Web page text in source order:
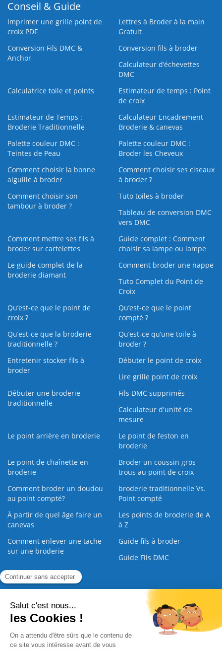
Conseil & Guide
Imprimer une grille point de
croix PDF
Lettres à Broder à la main
Gratuit
Conversion Fils DMC &
Anchor
Conversion fils à broder
Calculateur d’échevettes
DMC
Calculatrice toile et points
Estimateur de temps : Point
de croix
Estimateur de Temps :
Broderie Traditionnelle
Calculateur Encadrement
Broderie & canevas
Palette couleur DMC :
Teintes de Peau
Palette couleur DMC :
Broder les Cheveux
Comment choisir la bonne
aiguille à broder
Comment choisir ses ciseaux
à broder ?
Comment choisir son
tambour à broder ?
Tuto toiles à broder
Tableau de conversion DMC
vers DMC
Comment mettre ses fils à
broder sur cartelettes
Guide complet : Comment
choisir sa lampe ou lampe
Le guide complet de la
broderie diamant
Comment broder une nappe
Tuto Complet du Point de
Croix
Qu’est-ce que le point de
croix ?
Qu’est-ce que le point
compté ?
Qu’est-ce que la broderie
traditionnelle ?
Qu’est‑ce qu’une toile à
broder ?
Entretenir stocker fils à
broder
Débuter le point de croix
Lire grille point de croix
Débuter une broderie
traditionnelle
Fils DMC supprimés
Calculateur d'unité de
mesure
Le point arrière en broderie
Le point de feston en
broderie
Le point de chaînette en
broderie
Broder un coussin gros
trous au point de croix
Comment broder un doudou
au point compté?
broderie traditionnelle Vs.
Point compté
À partir de quel âge faire un
canevas
Les points de broderie de A
à Z
Comment enlever une tache
sur une broderie
Guide fils à broder
Guide Fils DMC
Guide de la Broderie
Nous contacter |
Paiement sécurisé